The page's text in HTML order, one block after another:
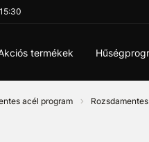
termékek
acél program